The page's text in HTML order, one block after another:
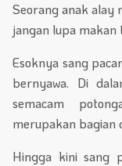
Seorang anak alay
jangan lupa makan
Esoknya sang
bernyawa. Di
semacam
merupakan bagian
Hingga kini sang